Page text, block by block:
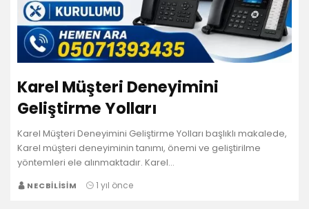
Karel Müşteri Deneyimini
Geliştirme Yolları
Karel Müşteri Deneyimini Geliştirme Yolları başlıklı makalede,
Karel müşteri deneyiminin tanımı, önemi ve geliştirilme
yöntemleri ele alınmaktadır. Karel…
NECBILISIM 1 yıl önce